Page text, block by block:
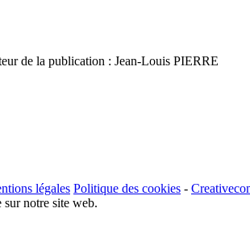
de la publication : Jean-Louis PIERRE
légales Politique des cookies -
notre site web.